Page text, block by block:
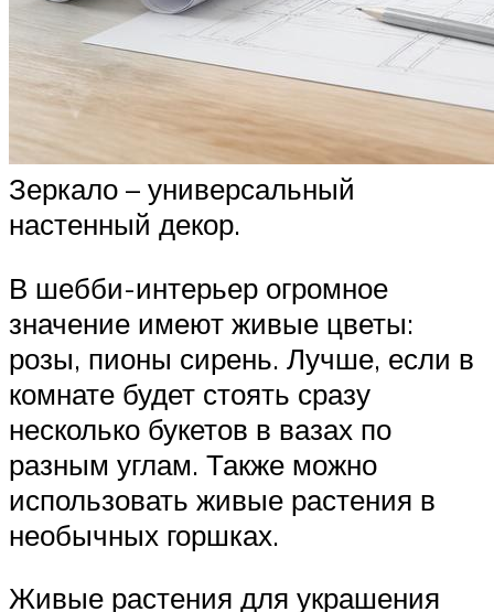
Зеркало – универсальный
настенный декор.
В шебби-интерьер огромное
значение имеют живые цветы:
розы, пионы сирень. Лучше, если в
комнате будет стоять сразу
несколько букетов в вазах по
разным углам. Также можно
использовать живые растения в
необычных горшках.
Живые растения для украшения